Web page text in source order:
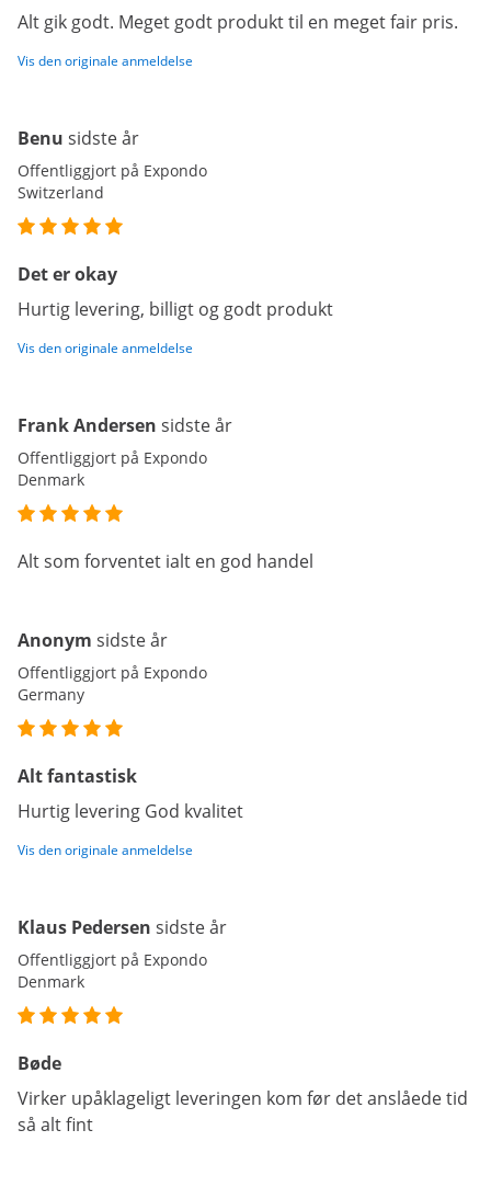
Alt gik godt. Meget godt produkt til en meget fair pris.
Vis den originale anmeldelse
Benu sidste år
Offentliggjort på Expondo
Switzerland
Det er okay
Hurtig levering, billigt og godt produkt
Vis den originale anmeldelse
Frank Andersen sidste år
Offentliggjort på Expondo
Denmark
Alt som forventet ialt en god handel
Anonym sidste år
Offentliggjort på Expondo
Germany
Alt fantastisk
Hurtig levering God kvalitet
Vis den originale anmeldelse
Klaus Pedersen sidste år
Offentliggjort på Expondo
Denmark
Bøde
Virker upåklageligt leveringen kom før det anslåede tid
så alt fint